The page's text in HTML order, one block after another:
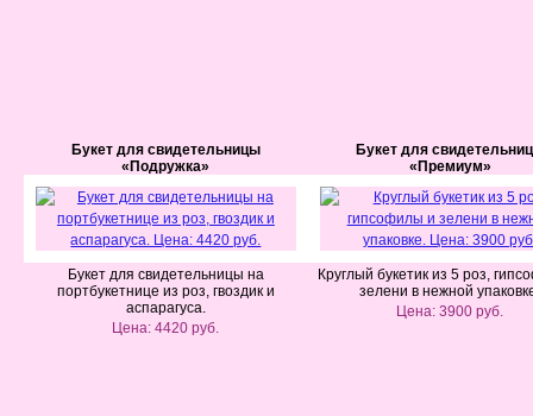
Букет для свидетельницы
«Подружка»
Букет для свидетельницы на
портбукетнице из роз, гвоздик и
аспарагуса.
Цена: 4420 руб.
Букет для
«Премиум»
Круглый букетик из 5 роз,
зелени в нежной
Цена: 3900 руб.